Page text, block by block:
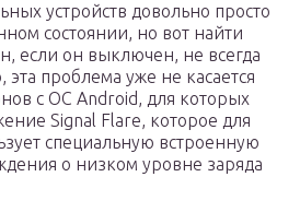
устройств довольно просто
состоянии, но вот найти
если он выключен, не всегда
эта проблема уже не касается
с ОС Android, для которых
Signal Flare, которое для
специальную встроенную
о низком уровне заряда